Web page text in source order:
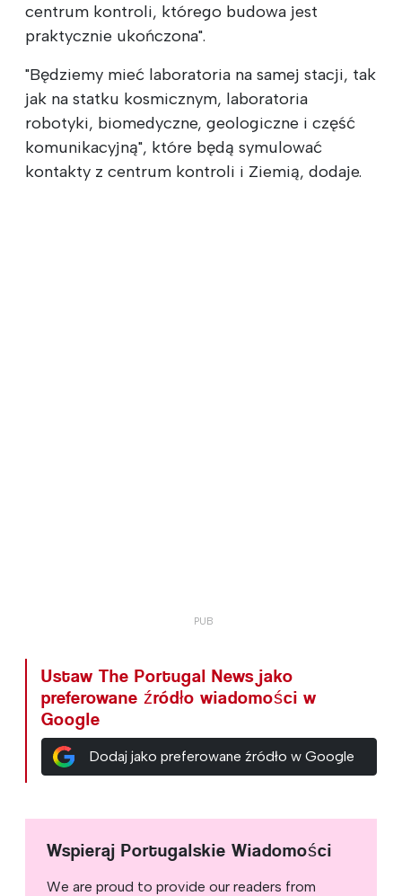
centrum kontroli, którego budowa jest
praktycznie ukończona".
"Będziemy mieć laboratoria na samej stacji, tak
jak na statku kosmicznym, laboratoria
robotyki, biomedyczne, geologiczne i część
komunikacyjną", które będą symulować
kontakty z centrum kontroli i Ziemią, dodaje.
Ustaw The Portugal News jako
preferowane źródło wiadomości w
Google
Dodaj jako preferowane źródło w Google
Wspieraj Portugalskie Wiadomości
We are proud to provide our readers from